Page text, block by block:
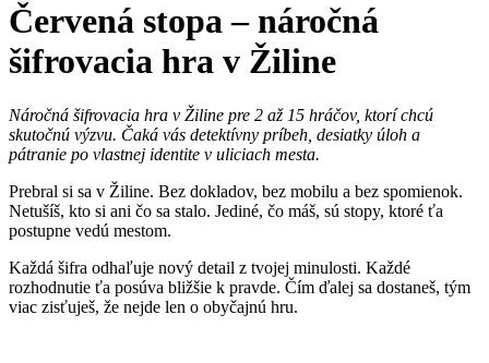
Červená stopa – náročná
šifrovacia hra v Žiline
Náročná šifrovacia hra v Žiline pre 2 až 15 hráčov, ktorí chcú
skutočnú výzvu. Čaká vás detektívny príbeh, desiatky úloh a
pátranie po vlastnej identite v uliciach mesta.
Prebral si sa v Žiline. Bez dokladov, bez mobilu a bez spomienok.
Netušíš, kto si ani čo sa stalo. Jediné, čo máš, sú stopy, ktoré ťa
postupne vedú mestom.
Každá šifra odhaľuje nový detail z tvojej minulosti. Každé
rozhodnutie ťa posúva bližšie k pravde. Čím ďalej sa dostaneš, tým
viac zisťuješ, že nejde len o obyčajnú hru.